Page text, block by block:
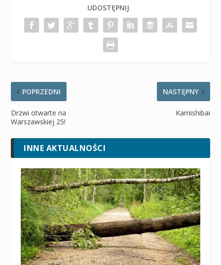
UDOSTĘPNIJ
POPRZEDNI
Drzwi otwarte na
Warszawskiej 25!
NASTĘPNY
Kamishibai
INNE AKTUALNOŚCI